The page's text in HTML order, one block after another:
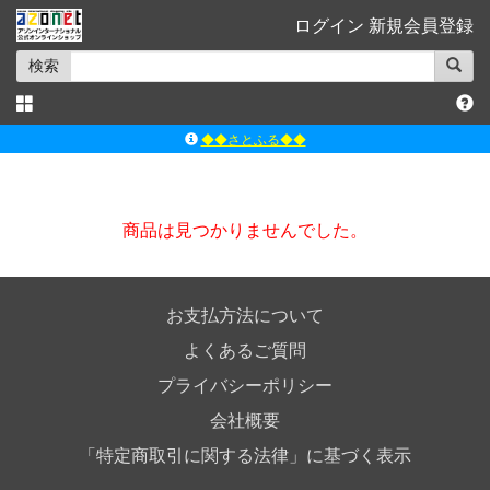
ログイン 新規会員登録
検索
◆◆さとふる◆◆
ｱｿﾞﾝｵﾝﾗｲﾝｼｮｯﾌﾟX
商品は見つかりませんでした。
お支払方法について
よくあるご質問
プライバシーポリシー
会社概要
「特定商取引に関する法律」に基づく表示